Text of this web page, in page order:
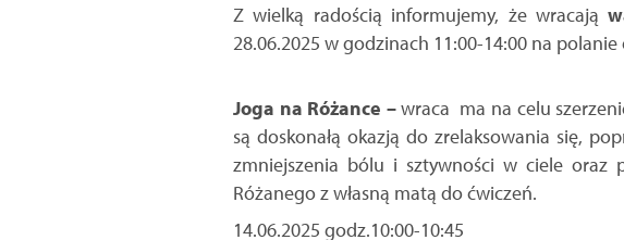
Z wielką radością informujemy, że wracają
28.06.2025 w godzinach 11:00-14:00 na
Joga na Różance –wraca ma na celu
są doskonałą okazją do zrelaksowania się,
zmniejszenia bólu i sztywności w ciele oraz
Różanego z własną matą do ćwiczeń.
14.06.2025 godz.10:00-10:45